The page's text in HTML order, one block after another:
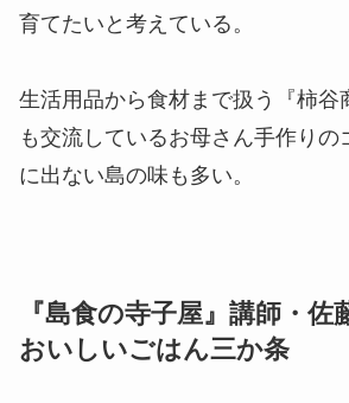
育てたいと考えている。
生活用品から食材まで扱う『柿谷
も交流しているお母さん手作りの
に出ない島の味も多い。
『島食の寺子屋』講師・佐
おいしいごはん三か条